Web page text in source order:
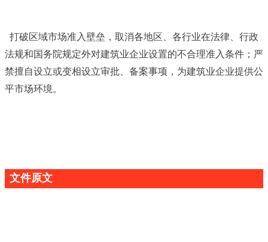
打破区域市场准入壁垒，取消各地区、各行业在法律、行政
法规和国务院规定外对建筑业企业设置的不合理准入条件；严
禁擅自设立或变相设立审批、备案事项，为建筑业企业提供公
平市场环境。
文件原文